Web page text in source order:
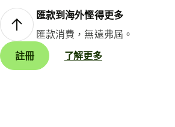
匯款到海外慳得更多
匯款消費，無遠弗屆。
註冊
了解更多